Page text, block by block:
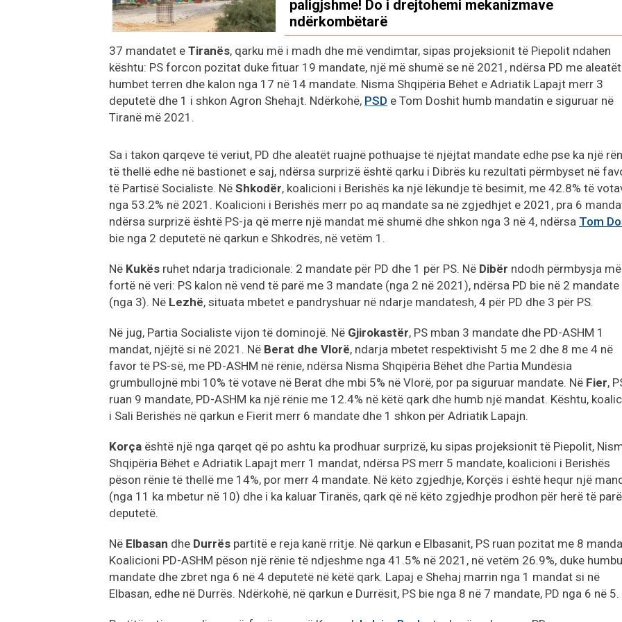
paligjshme! Do i drejtohemi mekanizmave
ndërkombëtarë
37 mandatet e Tiranës, qarku më i madh dhe më vendimtar, sipas projeksionit të Piepolit ndahen
kështu: PS forcon pozitat duke fituar 19 mandate, një më shumë se në 2021, ndërsa PD me aleatët
humbet terren dhe kalon nga 17 në 14 mandate. Nisma Shqipëria Bëhet e Adriatik Lapajt merr 3
deputetë dhe 1 i shkon Agron Shehajt. Ndërkohë, PSD e Tom Doshit humb mandatin e siguruar në
Tiranë më 2021.
Sa i takon qarqeve të veriut, PD dhe aleatët ruajnë pothuajse të njëjtat mandate edhe pse ka një
të thellë edhe në bastionet e saj, ndërsa surprizë është qarku i Dibrës ku rezultati përmbyset në
të Partisë Socialiste. Në Shkodër, koalicioni i Berishës ka një lëkundje të besimit, me 42.8% të
nga 53.2% në 2021. Koalicioni i Berishës merr po aq mandate sa në zgjedhjet e 2021, pra 6
ndërsa surprizë është PS-ja që merre një mandat më shumë dhe shkon nga 3 në 4, ndërsa Tom
bie nga 2 deputetë në qarkun e Shkodrës, në vetëm 1.
Në Kukës ruhet ndarja tradicionale: 2 mandate për PD dhe 1 për PS. Në Dibër ndodh përmbysja
fortë në veri: PS kalon në vend të parë me 3 mandate (nga 2 në 2021), ndërsa PD bie në 2 mandate
(nga 3). Në Lezhë, situata mbetet e pandryshuar në ndarje mandatesh, 4 për PD dhe 3 për PS.
Në jug, Partia Socialiste vijon të dominojë. Në Gjirokastër, PS mban 3 mandate dhe PD-ASHM 1
mandat, njëjtë si në 2021. Në Berat dhe Vlorë, ndarja mbetet respektivisht 5 me 2 dhe 8 me 4 në
favor të PS-së, me PD-ASHM në rënie, ndërsa Nisma Shqipëria Bëhet dhe Partia Mundësia
grumbullojnë mbi 10% të votave në Berat dhe mbi 5% në Vlorë, por pa siguruar mandate. Në Fier,
ruan 9 mandate, PD-ASHM ka një rënie me 12.4% në këtë qark dhe humb një mandat. Kështu,
i Sali Berishës në qarkun e Fierit merr 6 mandate dhe 1 shkon për Adriatik Lapajn.
Korça është një nga qarqet që po ashtu ka prodhuar surprizë, ku sipas projeksionit të Piepolit,
Shqipëria Bëhet e Adriatik Lapajt merr 1 mandat, ndërsa PS merr 5 mandate, koalicioni i Berishës
pëson rënie të thellë me 14%, por merr 4 mandate. Në këto zgjedhje, Korçës i është hequr një
(nga 11 ka mbetur në 10) dhe i ka kaluar Tiranës, qark që në këto zgjedhje prodhon për herë të
deputetë.
Në Elbasan dhe Durrës partitë e reja kanë rritje. Në qarkun e Elbasanit, PS ruan pozitat me 8
Koalicioni PD-ASHM pëson një rënie të ndjeshme nga 41.5% në 2021, në vetëm 26.9%, duke
mandate dhe zbret nga 6 në 4 deputetë në këtë qark. Lapaj e Shehaj marrin nga 1 mandat si në
Elbasan, edhe në Durrës. Ndërkohë, në qarkun e Durrësit, PS bie nga 8 në 7 mandate, PD nga 6 në 5.